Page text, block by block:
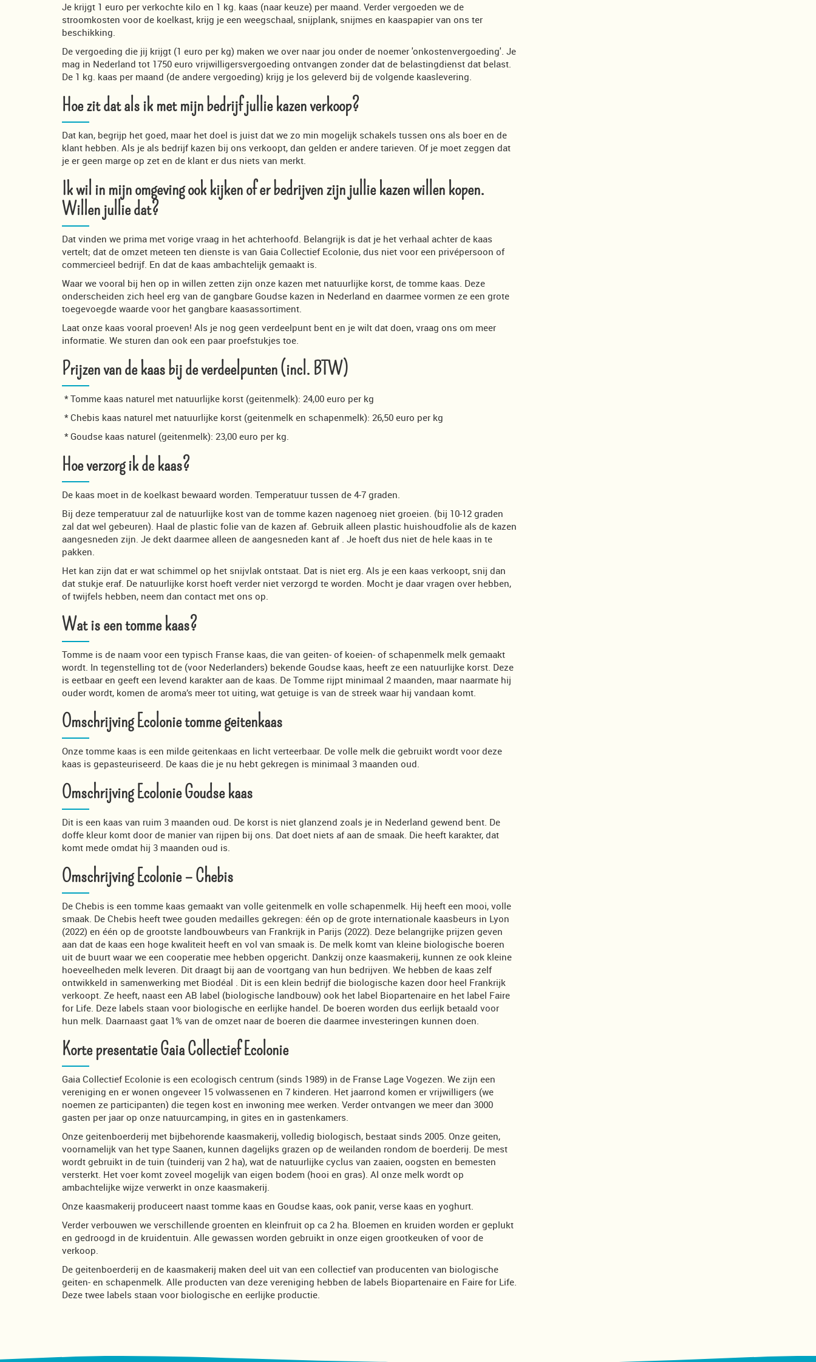
Je krijgt 1 euro per verkochte kilo en 1 kg. kaas (naar keuze) per maand. Verder vergoeden we de
stroomkosten voor de koelkast, krijg je een weegschaal, snijplank, snijmes en kaaspapier van ons ter
beschikking.
De vergoeding die jij krijgt (1 euro per kg) maken we over naar jou onder de noemer 'onkostenvergoeding'. Je
mag in Nederland tot 1750 euro vrijwilligersvergoeding ontvangen zonder dat de belastingdienst dat belast.
De 1 kg. kaas per maand (de andere vergoeding) krijg je los geleverd bij de volgende kaaslevering.
Hoe zit dat als ik met mijn bedrijf jullie kazen verkoop?
Dat kan, begrijp het goed, maar het doel is juist dat we zo min mogelijk schakels tussen ons als boer en de
klant hebben. Als je als bedrijf kazen bij ons verkoopt, dan gelden er andere tarieven. Of je moet zeggen dat
je er geen marge op zet en de klant er dus niets van merkt.
Ik wil in mijn omgeving ook kijken of er bedrijven zijn jullie kazen willen kopen.
Willen jullie dat?
Dat vinden we prima met vorige vraag in het achterhoofd. Belangrijk is dat je het verhaal achter de kaas
vertelt; dat de omzet meteen ten dienste is van Gaia Collectief Ecolonie, dus niet voor een privépersoon of
commercieel bedrijf. En dat de kaas ambachtelijk gemaakt is.
Waar we vooral bij hen op in willen zetten zijn onze kazen met natuurlijke korst, de tomme kaas. Deze
onderscheiden zich heel erg van de gangbare Goudse kazen in Nederland en daarmee vormen ze een grote
toegevoegde waarde voor het gangbare kaasassortiment.
Laat onze kaas vooral proeven! Als je nog geen verdeelpunt bent en je wilt dat doen, vraag ons om meer
informatie. We sturen dan ook een paar proefstukjes toe.
Prijzen van de kaas bij de verdeelpunten (incl. BTW)
* Tomme kaas naturel met natuurlijke korst (geitenmelk): 24,00 euro per kg
* Chebis kaas naturel met natuurlijke korst (geitenmelk en schapenmelk): 26,50 euro per kg
* Goudse kaas naturel (geitenmelk): 23,00 euro per kg.
Hoe verzorg ik de kaas?
De kaas moet in de koelkast bewaard worden. Temperatuur tussen de 4-7 graden.
Bij deze temperatuur zal de natuurlijke kost van de tomme kazen nagenoeg niet groeien. (bij 10-12 graden
zal dat wel gebeuren). Haal de plastic folie van de kazen af. Gebruik alleen plastic huishoudfolie als de kazen
aangesneden zijn. Je dekt daarmee alleen de aangesneden kant af . Je hoeft dus niet de hele kaas in te
pakken.
Het kan zijn dat er wat schimmel op het snijvlak ontstaat. Dat is niet erg. Als je een kaas verkoopt, snij dan
dat stukje eraf. De natuurlijke korst hoeft verder niet verzorgd te worden. Mocht je daar vragen over hebben,
of twijfels hebben, neem dan contact met ons op.
Wat is een tomme kaas?
Tomme is de naam voor een typisch Franse kaas, die van geiten- of koeien- of schapenmelk melk gemaakt
wordt. In tegenstelling tot de (voor Nederlanders) bekende Goudse kaas, heeft ze een natuurlijke korst. Deze
is eetbaar en geeft een levend karakter aan de kaas. De Tomme rijpt minimaal 2 maanden, maar naarmate hij
ouder wordt, komen de aroma’s meer tot uiting, wat getuige is van de streek waar hij vandaan komt.
Omschrijving Ecolonie tomme geitenkaas
Onze tomme kaas is een milde geitenkaas en licht verteerbaar. De volle melk die gebruikt wordt voor deze
kaas is gepasteuriseerd. De kaas die je nu hebt gekregen is minimaal 3 maanden oud.
Omschrijving Ecolonie Goudse kaas
Dit is een kaas van ruim 3 maanden oud. De korst is niet glanzend zoals je in Nederland gewend bent. De
doffe kleur komt door de manier van rijpen bij ons. Dat doet niets af aan de smaak. Die heeft karakter, dat
komt mede omdat hij 3 maanden oud is.
Omschrijving Ecolonie – Chebis
De Chebis is een tomme kaas gemaakt van volle geitenmelk en volle schapenmelk. Hij heeft een mooi, volle
smaak. De Chebis heeft twee gouden medailles gekregen: één op de grote internationale kaasbeurs in Lyon
(2022) en één op de grootste landbouwbeurs van Frankrijk in Parijs (2022). Deze belangrijke prijzen geven
aan dat de kaas een hoge kwaliteit heeft en vol van smaak is. De melk komt van kleine biologische boeren
uit de buurt waar we een cooperatie mee hebben opgericht. Dankzij onze kaasmakerij, kunnen ze ook kleine
hoeveelheden melk leveren. Dit draagt bij aan de voortgang van hun bedrijven. We hebben de kaas zelf
ontwikkeld in samenwerking met Biodéal . Dit is een klein bedrijf die biologische kazen door heel Frankrijk
verkoopt. Ze heeft, naast een AB label (biologische landbouw) ook het label Biopartenaire en het label Faire
for Life. Deze labels staan voor biologische en eerlijke handel. De boeren worden dus eerlijk betaald voor
hun melk. Daarnaast gaat 1% van de omzet naar de boeren die daarmee investeringen kunnen doen.
Korte presentatie Gaia Collectief Ecolonie
Gaia Collectief Ecolonie is een ecologisch centrum (sinds 1989) in de Franse Lage Vogezen. We zijn een
vereniging en er wonen ongeveer 15 volwassenen en 7 kinderen. Het jaarrond komen er vrijwilligers (we
noemen ze participanten) die tegen kost en inwoning mee werken. Verder ontvangen we meer dan 3000
gasten per jaar op onze natuurcamping, in gites en in gastenkamers.
Onze geitenboerderij met bijbehorende kaasmakerij, volledig biologisch, bestaat sinds 2005. Onze geiten,
voornamelijk van het type Saanen, kunnen dagelijks grazen op de weilanden rondom de boerderij. De mest
wordt gebruikt in de tuin (tuinderij van 2 ha), wat de natuurlijke cyclus van zaaien, oogsten en bemesten
versterkt. Het voer komt zoveel mogelijk van eigen bodem (hooi en gras). Al onze melk wordt op
ambachtelijke wijze verwerkt in onze kaasmakerij.
Onze kaasmakerij produceert naast tomme kaas en Goudse kaas, ook panir, verse kaas en yoghurt.
Verder verbouwen we verschillende groenten en kleinfruit op ca 2 ha. Bloemen en kruiden worden er geplukt
en gedroogd in de kruidentuin. Alle gewassen worden gebruikt in onze eigen grootkeuken of voor de
verkoop.
De geitenboerderij en de kaasmakerij maken deel uit van een collectief van producenten van biologische
geiten- en schapenmelk. Alle producten van deze vereniging hebben de labels Biopartenaire en Faire for Life.
Deze twee labels staan voor biologische en eerlijke productie.